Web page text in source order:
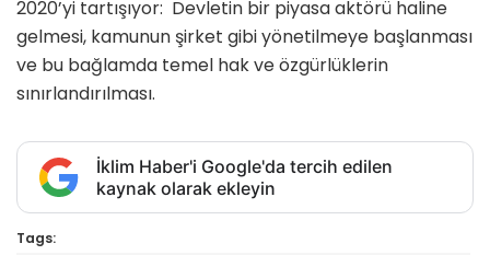
2020’yi tartışıyor: Devletin bir piyasa aktörü haline
gelmesi, kamunun şirket gibi yönetilmeye başlanması
ve bu bağlamda temel hak ve özgürlüklerin
sınırlandırılması.
İklim Haber'i Google'da tercih edilen
kaynak olarak ekleyin
Tags: